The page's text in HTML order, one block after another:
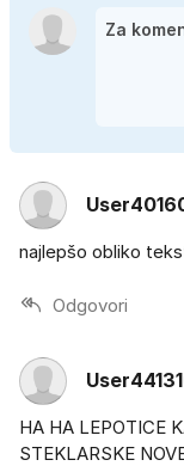
najlepšo obliko
Odgovori
HA HA LEPOTICE
STEKLARSKE